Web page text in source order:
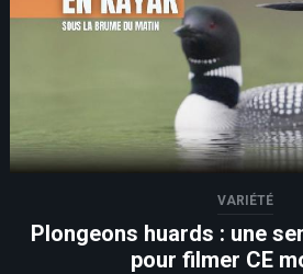
VARIÉTÉ
Plongeons huards : une
pour filmer CE